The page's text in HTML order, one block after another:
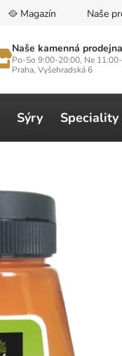
🥘 Magazín Naše
Naše kamenná prodejna
Po-So 9:00-20:00, Ne
Praha, Vyšehradská 6
Sýry Speciality